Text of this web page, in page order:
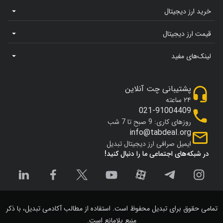
خرید ارز دیجیتال
قیمت ارز دیجیتال
لینک‌های مفید
در شبکه‌های اجتماعی ما را دنبال کنید!
پشتیبانی چت آنلاین
۲۴ ساعته
021-91004409
روزهای کاری: 9 صبح تا 7 شب
info@tabdeal.org
ایمیل صرافی ارز دیجیتال تبدیل
تمامی حقوق برای تبدیل محفوظ است. استفاده از مطالب آکادمی تبدیل، با ذکر
منبع بلامانع است.